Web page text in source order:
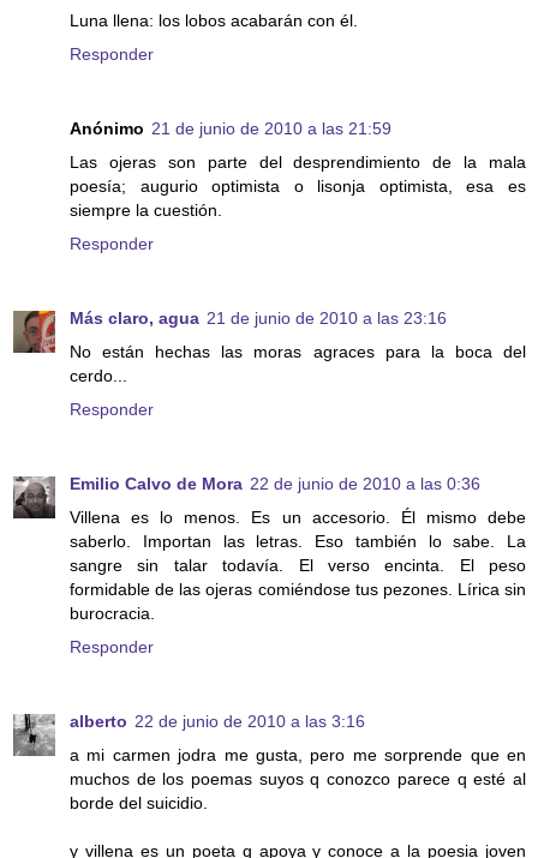
Luna llena: los lobos acabarán con él.
Responder
Anónimo 21 de junio de 2010 a las 21:59
Las ojeras son parte del desprendimiento de la mala
poesía; augurio optimista o lisonja optimista, esa es
siempre la cuestión.
Responder
Más claro, agua 21 de junio de 2010 a las 23:16
No están hechas las moras agraces para la boca del
cerdo...
Responder
Emilio Calvo de Mora 22 de junio de 2010 a las 0:36
Villena es lo menos. Es un accesorio. Él mismo debe
saberlo. Importan las letras. Eso también lo sabe. La
sangre sin talar todavía. El verso encinta. El peso
formidable de las ojeras comiéndose tus pezones. Lírica sin
burocracia.
Responder
alberto 22 de junio de 2010 a las 3:16
a mi carmen jodra me gusta, pero me sorprende que en
muchos de los poemas suyos q conozco parece q esté al
borde del suicidio.
y villena es un poeta q apoya y conoce a la poesia joven